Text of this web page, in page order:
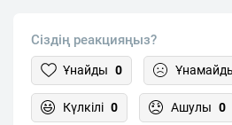
Сіздің реакцияңыз?
Ұнайды 0
Күлкілі 0 Ашулы 0